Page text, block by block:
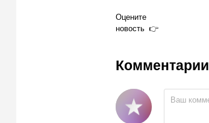
Оцените
новость
Комментарии